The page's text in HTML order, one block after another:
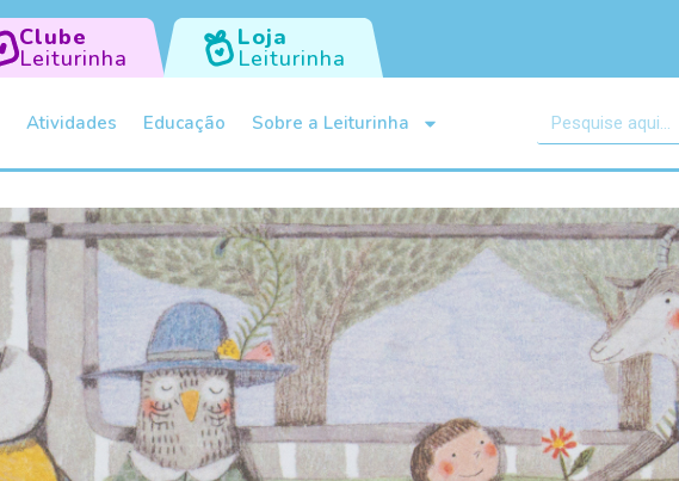
Clube
Leiturinha
Loja
Leiturinha
Atividades Educação Sobre a Leiturinha